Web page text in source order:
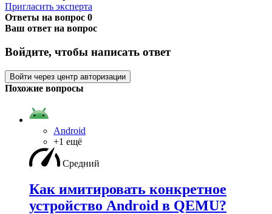
Пригласить эксперта
Ответы на вопрос 0
Ваш ответ на вопрос
Войдите, чтобы написать ответ
Войти через центр авторизации
Похожие вопросы
Android
+1 ещё
Средний
Как имитировать конкретное
устройство Android в QEMU?